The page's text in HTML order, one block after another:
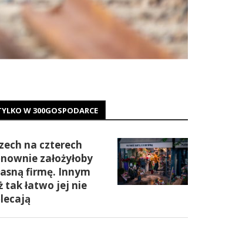
W 300GOSPODARCE
na czterech
założyłoby
firmę. Innym
tak łatwo jej nie